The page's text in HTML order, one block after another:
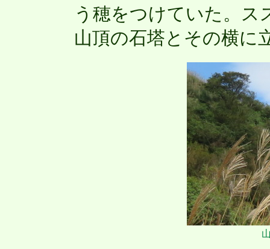
う穂をつけていた。ス
山頂の石塔とその横に